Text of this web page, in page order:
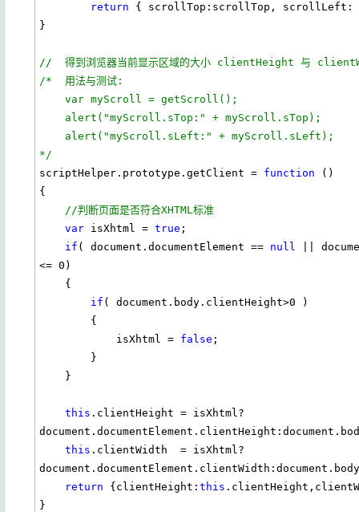
return { scrollTop:scrollTop,
}
//  得到浏览器当前显示区域的大小 clientHeight 与
/*  用法与测试:
    var myScroll = getScroll();
    alert("myScroll.sTop:" + myScroll.sTop);
    alert("myScroll.sLeft:" + myScroll.sLeft);
*/
scriptHelper.prototype.getClient = function ()
{
//判断页面是否符合XHTML标准
var isXhtml = true ;
if ( document.documentElement == null ||
<= 0)
if ( document.body.clientHeight>0 )
            isXhtml =
false ;
this .clientHeight = isXhtml?
this .clientWidth  = isXhtml?
return {clientHeight: this
}